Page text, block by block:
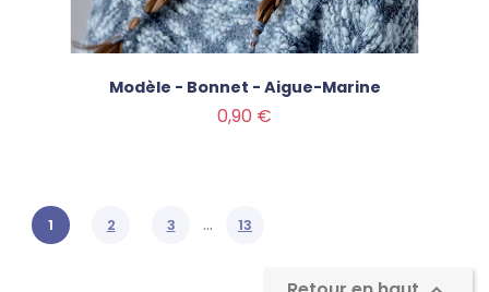
Modèle - Bonnet - Aigue-Marine
0,90 €
1 2 3 … 13